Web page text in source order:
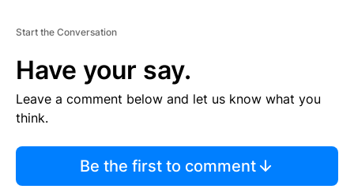
Start the Conversation
Have your say.
Leave a comment below and let us know what you
think.
Be the first to comment